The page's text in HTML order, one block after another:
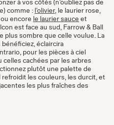
à vos côtés (n’oubliez pas de
comme : l’olivier, le laurier rose,
encore le laurier sauce et
est face au sud, Farrow & Ball
plus sombre que celle voulue. La
éclaircira
pour les pièces à ciel
cachées par les arbres
plutôt une palette de
les couleurs, les durcit, et
les plus fraîches des